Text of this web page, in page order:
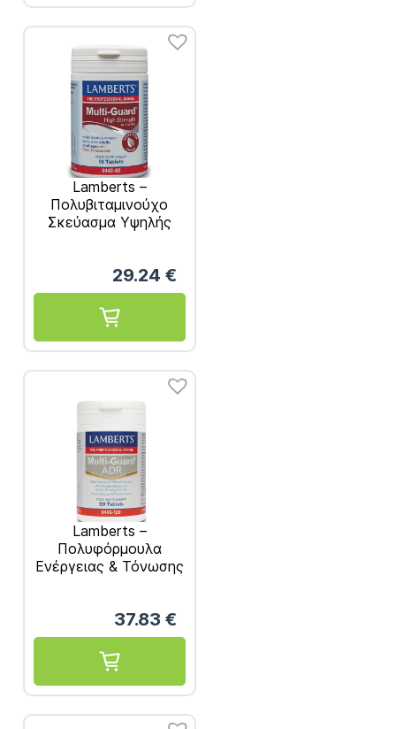
Lamberts –
Πολυβιταμινούχο
Σκεύασμα Υψηλής
29.24 €
Lamberts –
Πολυφόρμουλα
Ενέργειας & Τόνωσης
Ταυρίνη – 120tabs
37.83 €